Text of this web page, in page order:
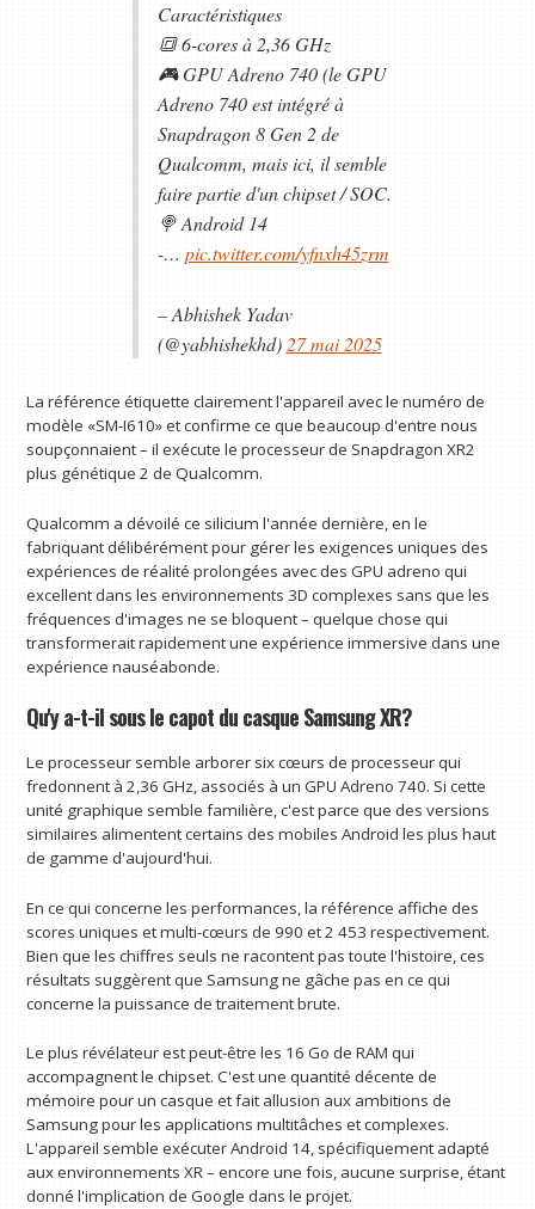
Caractéristiques
🔳 6-cores à 2,36 GHz
🎮 GPU Adreno 740 (le GPU
Adreno 740 est intégré à
Snapdragon 8 Gen 2 de
Qualcomm, mais ici, il semble
faire partie d'un chipset / SOC.
🍭 Android 14
-… pic.twitter.com/yfnxh45zrm
– Abhishek Yadav
(@yabhishekhd)27 mai 2025
La référence étiquette clairement l'appareil avec le numéro de
modèle «SM-I610» et confirme ce que beaucoup d'entre nous
soupçonnaient – il exécute le processeur de Snapdragon XR2
plus génétique 2 de Qualcomm.
Qualcomm a dévoilé ce silicium l'année dernière, en le
fabriquant délibérément pour gérer les exigences uniques des
expériences de réalité prolongées avec des GPU adreno qui
excellent dans les environnements 3D complexes sans que les
fréquences d'images ne se bloquent – quelque chose qui
transformerait rapidement une expérience immersive dans une
expérience nauséabonde.
Qu'y a-t-il sous le capot du casque Samsung XR?
Le processeur semble arborer six cœurs de processeur qui
fredonnent à 2,36 GHz, associés à un GPU Adreno 740. Si cette
unité graphique semble familière, c'est parce que des versions
similaires alimentent certains des mobiles Android les plus haut
de gamme d'aujourd'hui.
En ce qui concerne les performances, la référence affiche des
scores uniques et multi-cœurs de 990 et 2 453 respectivement.
Bien que les chiffres seuls ne racontent pas toute l'histoire, ces
résultats suggèrent que Samsung ne gâche pas en ce qui
concerne la puissance de traitement brute.
Le plus révélateur est peut-être les 16 Go de RAM qui
accompagnent le chipset. C'est une quantité décente de
mémoire pour un casque et fait allusion aux ambitions de
Samsung pour les applications multitâches et complexes.
L'appareil semble exécuter Android 14, spécifiquement adapté
aux environnements XR – encore une fois, aucune surprise, étant
donné l'implication de Google dans le projet.